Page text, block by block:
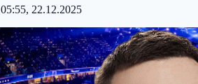
05:55, 22.12.2025